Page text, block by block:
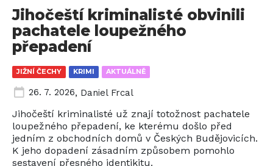
JIŽNÍ ČECHY KRIMI AKTUÁLNĚ
Jihočeští kriminalisté obvinili
pachatele loupežného
přepadení
26. 7. 2026, Daniel Frcal
Jihočeští kriminalisté už znají totožnost pachatele
loupežného přepadení, ke kterému došlo před
jedním z obchodních domů v Českých Budějovicích.
K jeho dopadení zásadním způsobem pomohlo
sestavení přesného identikitu.